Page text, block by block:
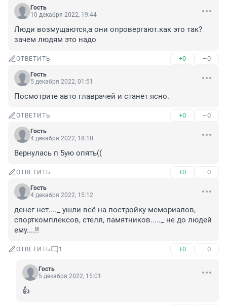
Гость
10 декабря 2022, 19:44
Люди возмущаются,а они опровергают.как это так?
зачем людям это надо
ОТВЕТИТЬ +0 –0
Гость
5 декабря 2022, 01:51
Посмотрите авто главрачей и станет ясно.
ОТВЕТИТЬ +0 –0
Гость
4 декабря 2022, 18:10
Вернулась п 5ую опять((
ОТВЕТИТЬ +0 –0
Гость
4 декабря 2022, 15:12
денег нет...._ ушли всё на постройку мемориалов,
спорткомплексов, стелл, памятников....._ не до людей
ему....!!
ОТВЕТИТЬ 1 +0 –0
Гость
5 декабря 2022, 15:01
👍